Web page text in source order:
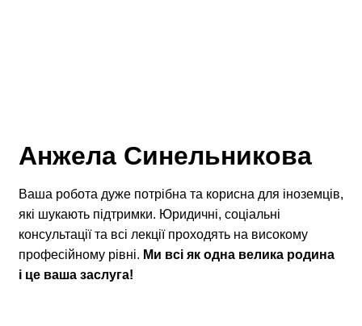
Анжела Синельникова
Ваша робота дуже потрібна та корисна для іноземців,
які шукають підтримки. Юридичні, соціальні
консультації та всі лекції проходять на високому
професійному рівні. Ми всі як одна велика родина
і це ваша заслуга!